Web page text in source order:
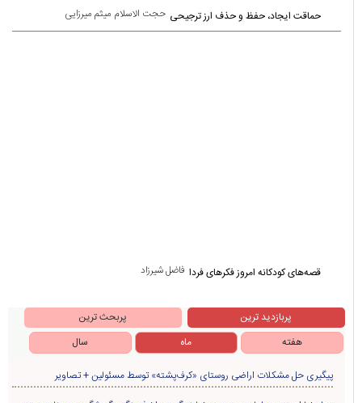
حجت الاسلام میثم میرزایی حماقت ایجاد، حفظ و حذف ارز ترجیحی
فاضل شیرزاد قصه‌های کودکانه امروز فکرهای فردا
پربازدید ترین
پربحث ترین
هفته
ماه سال
پیگیری حل مشکلات اراضی روستای «کرف‌پشته» توسط مسئولین + تصاویر